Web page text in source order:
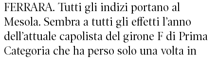
FERRARA. Tutti gli indizi portano al
Mesola. Sembra a tutti gli effetti l’anno
dell’attuale capolista del girone F di Prima
Categoria che ha perso solo una volta in